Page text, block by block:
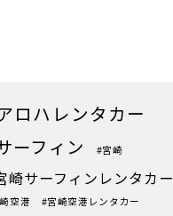
ロハレンタカー
ーフィン #宮崎
崎サーフィンレンタカー
空港 #宮崎空港レンタカー